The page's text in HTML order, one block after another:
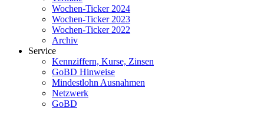
Wochen-Ticker 2024
Wochen-Ticker 2023
Wochen-Ticker 2022
Archiv
Service
Kennziffern, Kurse, Zinsen
GoBD Hinweise
Mindestlohn Ausnahmen
Netzwerk
GoBD